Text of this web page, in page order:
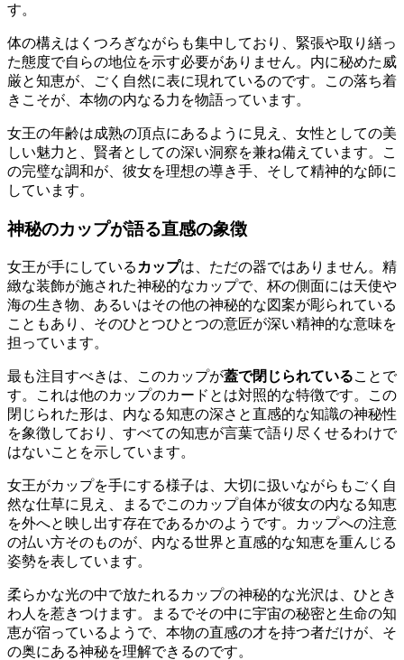
す。
体の構えはくつろぎながらも集中しており、緊張や取り繕っ
た態度で自らの地位を示す必要がありません。内に秘めた威
厳と知恵が、ごく自然に表に現れているのです。この落ち着
きこそが、本物の内なる力を物語っています。
女王の年齢は成熟の頂点にあるように見え、女性としての美
しい魅力と、賢者としての深い洞察を兼ね備えています。こ
の完璧な調和が、彼女を理想の導き手、そして精神的な師に
しています。
神秘のカップが語る直感の象徴
女王が手にしている カップは、ただの器ではありません。精
緻な装飾が施された神秘的なカップで、杯の側面には天使や
海の生き物、あるいはその他の神秘的な図案が彫られている
こともあり、そのひとつひとつの意匠が深い精神的な意味を
担っています。
最も注目すべきは、このカップが蓋で閉じられていることで
す。これは他のカップのカードとは対照的な特徴です。この
閉じられた形は、内なる知恵の深さと直感的な知識の神秘性
を象徴しており、すべての知恵が言葉で語り尽くせるわけで
はないことを示しています。
女王がカップを手にする様子は、大切に扱いながらもごく自
然な仕草に見え、まるでこのカップ自体が彼女の内なる知恵
を外へと映し出す存在であるかのようです。カップへの注意
の払い方そのものが、内なる世界と直感的な知恵を重んじる
姿勢を表しています。
柔らかな光の中で放たれるカップの神秘的な光沢は、ひとき
わ人を惹きつけます。まるでその中に宇宙の秘密と生命の知
恵が宿っているようで、本物の直感の才を持つ者だけが、そ
の奥にある神秘を理解できるのです。